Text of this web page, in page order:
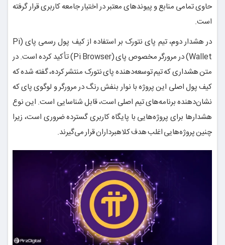
حاوی تمامی منابع و پیوندهای معتبر در اختیار جامعه کاربری قرار گرفته
است.
در هشدار دوم، تیم پای نتورک بر استفاده از کیف پول رسمی پای (Pi
Wallet) در مرورگر مخصوص پای (Pi Browser) تأکید کرده است. در
متن هشداری که تیم توسعه‌دهنده پای نتورک منتشر کرده، گفته شده که
کیف پول اصلی این پروژه با نوار بنفش رنگ در مرورگر و لوگوی پای که
نشان‌دهنده برنامه‌های تیم اصلی است، قابل شناسایی است. این نوع
هشدارها برای پروژه‌هایی با پایگاه کاربری گسترده ضروری است، زیرا
چنین پروژه‌هایی اغلب هدف کلاهبرداران قرار می‌گیرند.